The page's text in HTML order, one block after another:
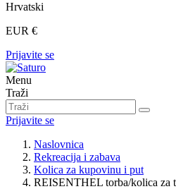
Hrvatski
EUR €
Prijavite se
Menu
Traži
Prijavite se
Naslovnica
Rekreacija i zabava
Kolica za kupovinu i put
REISENTHEL torba/kolica za